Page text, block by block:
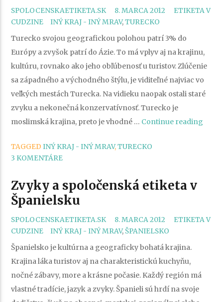
SPOLOCENSKAETIKETA.SK 8. MARCA 2012 CATEGORIES
ETIKETA V
CUDZINE
TAGS
INÝ KRAJ - INÝ MRAV,TURECKO
Turecko svojou geografickou polohou patrí 3% do
Európy a zvyšok patrí do Ázie. To má vplyv aj na krajinu,
kultúru, rovnako ako jeho obľúbenosť u turistov. Zlúčenie
sa západného a východného štýlu, je viditeľné najviac vo
veľkých mestách Turecka. Na vidieku naopak ostali staré
zvyku a nekonečná konzervatívnosť. Turecko je
moslimská krajina, preto je vhodné … Continue reading
TAGGEDINÝ KRAJ - INÝ MRAV,TURECKO
3 KOMENTÁRE
Zvyky a spoločenská etiketa v
Španielsku
SPOLOCENSKAETIKETA.SK 8. MARCA 2012 CATEGORIES
ETIKETA V
CUDZINE
TAGS
INÝ KRAJ - INÝ MRAV, ŠPANIELSKO
Španielsko je kultúrna a geograficky bohatá krajina.
Krajina láka turistov aj na charakteristickú kuchyňu,
nočné zábavy, more a krásne počasie. Každý región má
vlastné tradície, jazyk a zvyky. Španieli sú hrdí na svoje